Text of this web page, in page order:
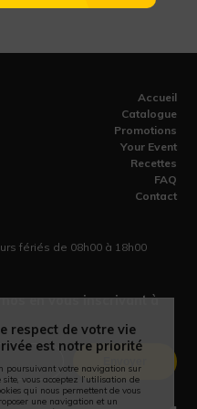
Accueil
Catalogue
Promotions
Your Event
Recettes
FAQ
Contact
fériés de 08h00 à 18h00
en vous inscrivant à
respect de votre vie
est notre priorité
poursuivant votre navigation sur
site, vous acceptez l’utilisation de
qui nous permettent de vous
une navigation et un